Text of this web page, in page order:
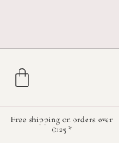
Free shipping on orders over
€125 *